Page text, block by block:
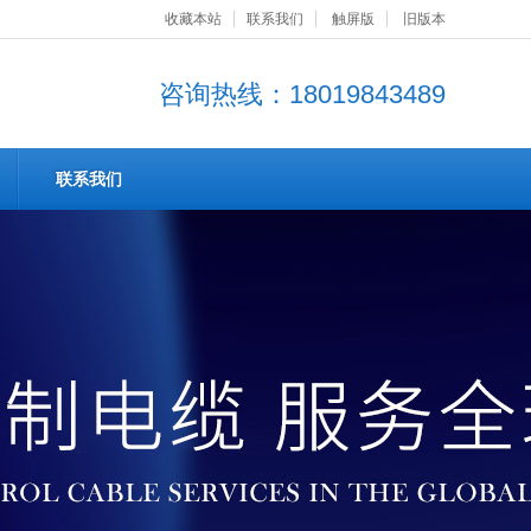
收藏本站 联系我们 触屏版 旧版本
咨询热线：18019843489
联系我们